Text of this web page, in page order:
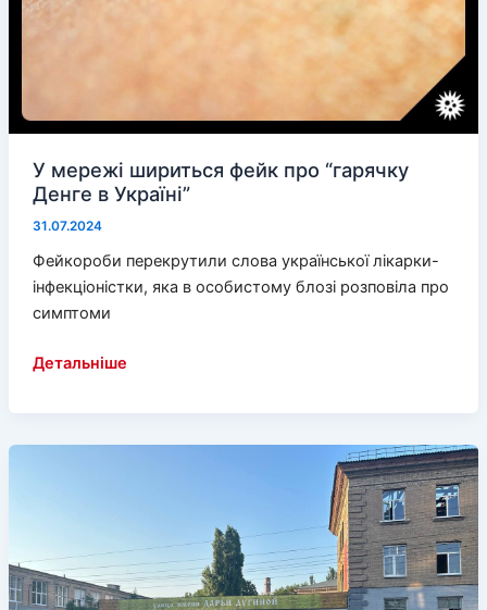
У мережі шириться фейк про “гарячку
Денге в Україні”
31.07.2024
Фейкороби перекрутили слова української лікарки-
інфекціоністки, яка в особистому блозі розповіла про
симптоми
У
фейк
Україні”
Детальніше